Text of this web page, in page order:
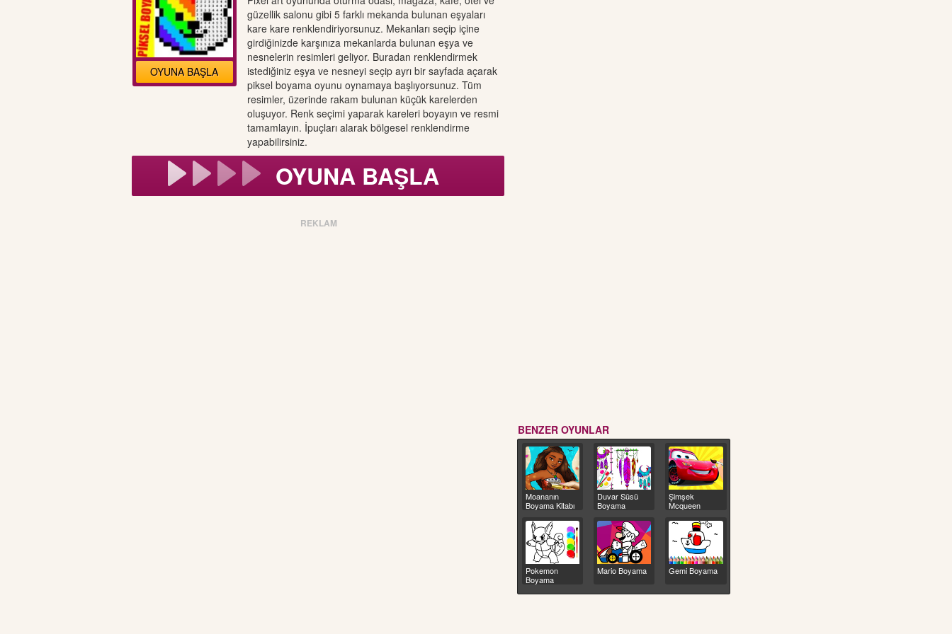
OYUNA BAŞLA
güzellik salonu gibi 5 farklı mekanda bulunan eşyaları
kare kare renklendiriyorsunuz. Mekanları seçip içine
girdiğinizde karşınıza mekanlarda bulunan eşya ve
nesnelerin resimleri geliyor. Buradan renklendirmek
istediğiniz eşya ve nesneyi seçip ayrı bir sayfada açarak
piksel boyama oyunu oynamaya başlıyorsunuz. Tüm
resimler, üzerinde rakam bulunan küçük karelerden
oluşuyor. Renk seçimi yaparak kareleri boyayın ve resmi
tamamlayın. İpuçları alarak bölgesel renklendirme
yapabilirsiniz.
OYUNA BAŞLA
REKLAM
BENZER OYUNLAR
Moananın
Boyama Kitabı
Duvar Süsü
Boyama
Şimşek
Mcqueen
Boyama
Pokemon
Boyama
Mario Boyama Gemi Boyama